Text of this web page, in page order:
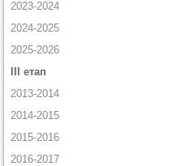
2023-2024
2024-2025
2025-2026
ІІІ етап
2013-2014
2014-2015
2015-2016
2016-2017